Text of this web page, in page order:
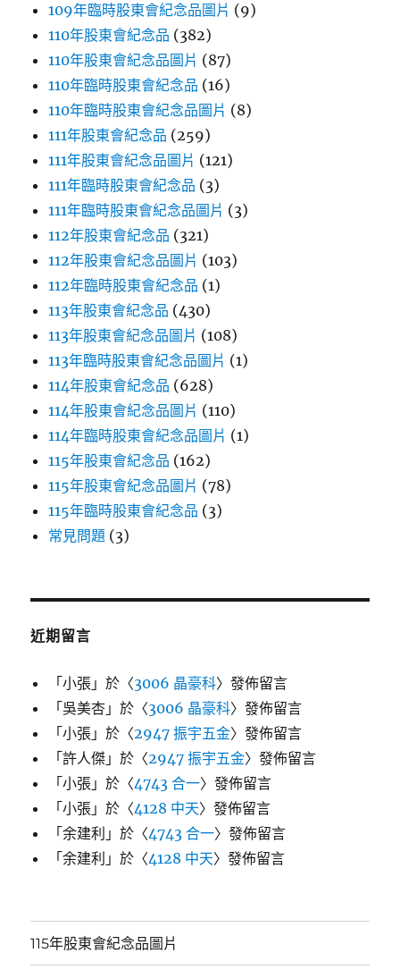
109年臨時股東會紀念品圖片 (9)
110年股東會紀念品 (382)
110年股東會紀念品圖片 (87)
110年臨時股東會紀念品 (16)
110年臨時股東會紀念品圖片 (8)
111年股東會紀念品 (259)
111年股東會紀念品圖片 (121)
111年臨時股東會紀念品 (3)
111年臨時股東會紀念品圖片 (3)
112年股東會紀念品 (321)
112年股東會紀念品圖片 (103)
112年臨時股東會紀念品 (1)
113年股東會紀念品 (430)
113年股東會紀念品圖片 (108)
113年臨時股東會紀念品圖片 (1)
114年股東會紀念品 (628)
114年股東會紀念品圖片 (110)
114年臨時股東會紀念品圖片 (1)
115年股東會紀念品 (162)
115年股東會紀念品圖片 (78)
115年臨時股東會紀念品 (3)
常見問題 (3)
近期留言
「小張 」於〈3006 晶豪科〉發佈留言
「吳美杏 」於〈3006 晶豪科〉發佈留言
「小張 」於〈2947 振宇五金〉發佈留言
「許人傑 」於〈2947 振宇五金〉發佈留言
「小張 」於〈4743 合一〉發佈留言
「小張 」於〈4128 中天〉發佈留言
「余建利 」於〈4743 合一〉發佈留言
「余建利 」於〈4128 中天〉發佈留言
115年股東會紀念品圖片